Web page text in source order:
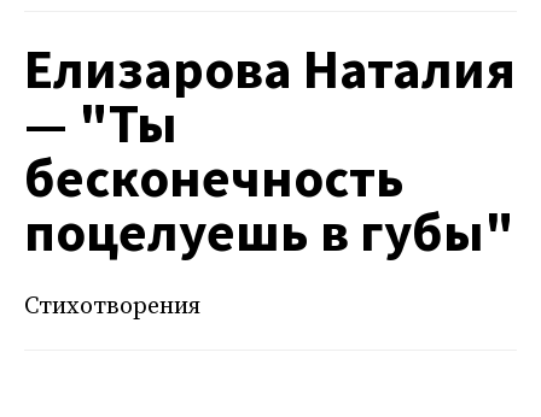
Елизарова Наталия
— "Ты
бесконечность
поцелуешь в губы"
Стихотворения